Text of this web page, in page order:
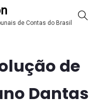
de Contas do Brasil
de
Dantas